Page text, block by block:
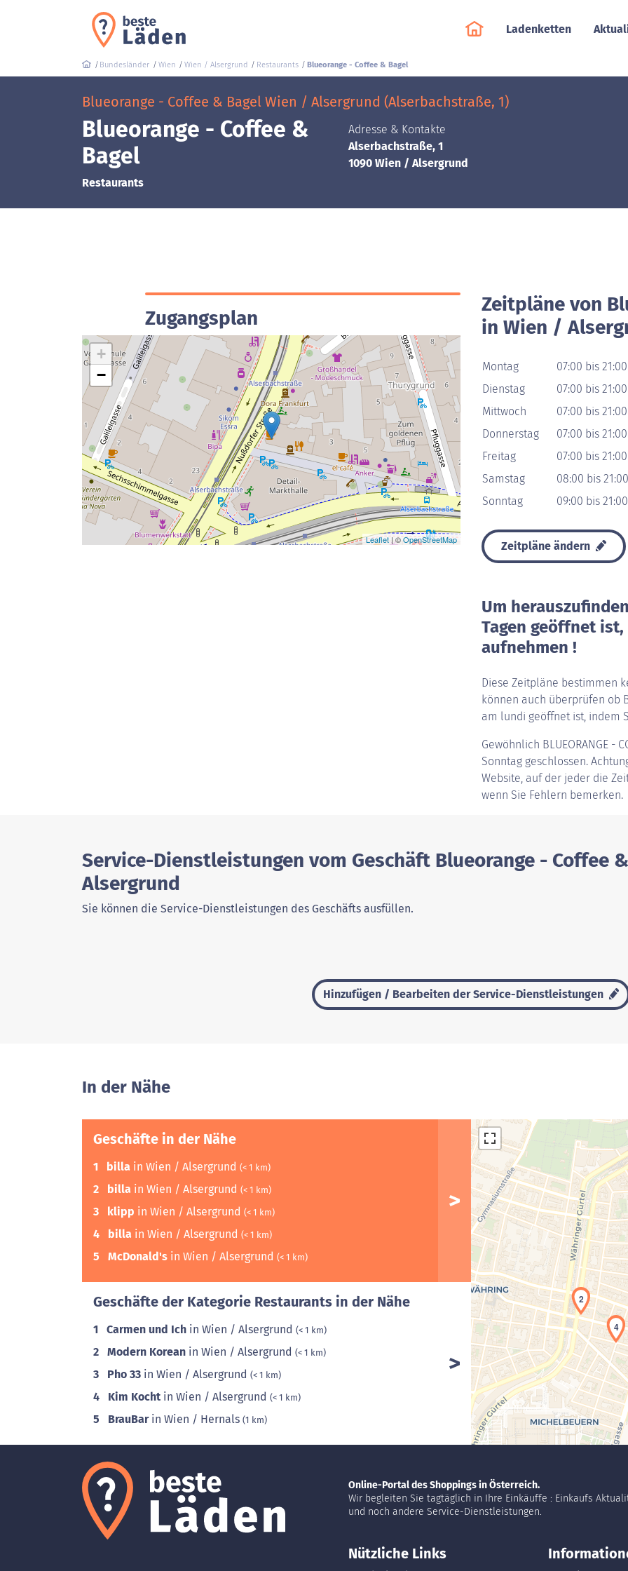
Ladenketten
Bundesländer Wien Wien / Alsergrund Restaurants Blueorange - Coffee & Bagel
Blueorange - Coffee & Bagel Wien / Alsergrund (Alserbachstraße, 1)
Blueorange - Coffee &
Bagel
Restaurants
Adresse & Kontakte
Alserbachstraße, 1
1090 Wien / Alsergrund
Zugangsplan
+
−
Leaflet| ©OpenStreetMap
Zeitpläne von
in Wien /
Montag
07:00 bis 21:00
Dienstag
07:00 bis 21:00
Mittwoch
07:00 bis 21:00
Donnerstag
07:00 bis 21:00
Freitag
07:00 bis 21:00
Samstag
08:00 bis 21:00
Sonntag
09:00 bis 21:00
Zeitpläne ändern
Um
Tagen geöffnet
aufnehmen !
Diese Zeitpläne bestimmen
können auch überprüfen ob
am lundi geöffnet ist, indem
Gewöhnlich BLUEORANGE -
Sonntag geschlossen.
Website, auf der jeder die
wenn Sie Fehlern bemerken.
Service-Dienstleistungen vom Geschäft Blueorange - Coffee
Alsergrund
Sie können die Service-Dienstleistungen des Geschäfts ausfüllen.
Hinzufügen / Bearbeiten der Service-Dienstleistungen
In der Nähe
Geschäfte in der Nähe
1 billa in Wien / Alsergrund (< 1 km)
2 billa in Wien / Alsergrund (< 1 km)
3 klipp in Wien / Alsergrund (< 1 km)
4 billa in Wien / Alsergrund (< 1 km)
5 McDonald's in Wien / Alsergrund (< 1 km)
Geschäfte der Kategorie Restaurants in der Nähe
1 Carmen und Ich in Wien / Alsergrund (< 1 km)
2 Modern Korean in Wien / Alsergrund (< 1 km)
3 Pho 33 in Wien / Alsergrund (< 1 km)
4 Kim Kocht in Wien / Alsergrund (< 1 km)
5 BrauBarin Wien / Hernals (1 km)
2
4
Online-Portal des Shoppings in Österreich.
Wir begleiten Sie tagtäglich in Ihre Einkäuffe : Einkaufs
und noch andere Service-Dienstleistungen.
Nützliche Links